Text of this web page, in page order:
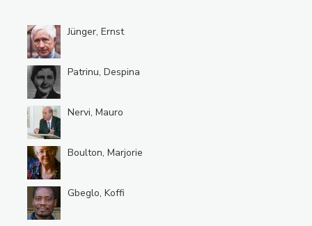
Jünger, Ernst
Patrinu, Despina
Nervi, Mauro
Boulton, Marjorie
Gbeglo, Koffi